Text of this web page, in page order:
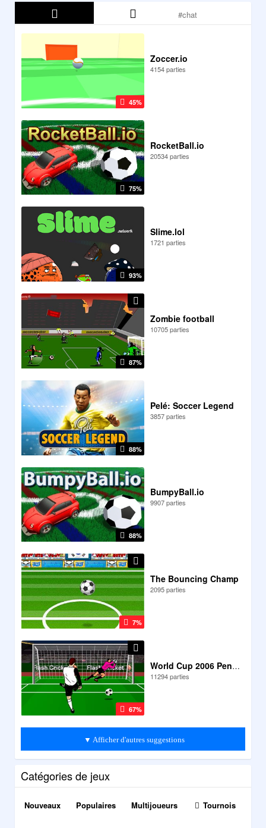
45%
Zoccer.io
4154 parties
75%
RocketBall.io
20534 parties
93%
Slime.lol
1721 parties
87%
Zombie football
10705 parties
88%
Pelé: Soccer Legend
3857 parties
88%
BumpyBall.io
9907 parties
7%
The Bouncing Champ
2095 parties
67%
World Cup 2006 Penalty
11294 parties
▼ Afficher d'autres suggestions
Catégories de jeux
Nouveaux Populaires Multijoueurs Tournois